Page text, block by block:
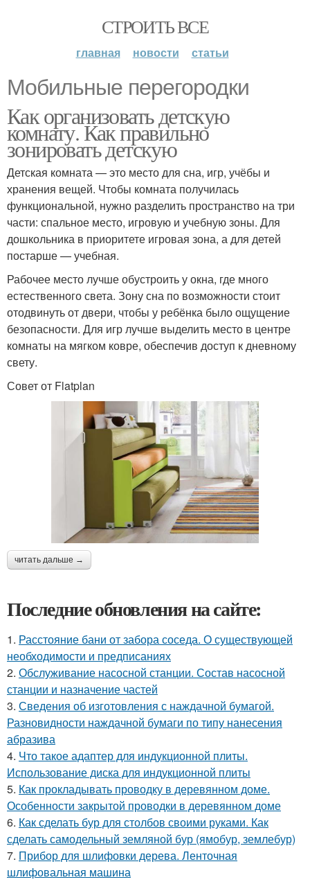
СТРОИТЬ ВСЕ
главная новости статьи
Мобильные перегородки
Как организовать детскую
комнату. Как правильно
зонировать детскую
Детская комната — это место для сна, игр, учёбы и
хранения вещей. Чтобы комната получилась
функциональной, нужно разделить пространство на три
части: спальное место, игровую и учебную зоны. Для
дошкольника в приоритете игровая зона, а для детей
постарше — учебная.
Рабочее место лучше обустроить у окна, где много
естественного света. Зону сна по возможности стоит
отодвинуть от двери, чтобы у ребёнка было ощущение
безопасности. Для игр лучше выделить место в центре
комнаты на мягком ковре, обеспечив доступ к дневному
свету.
Совет от Flatplan
читать дальше →
Последние обновления на сайте:
1. Расстояние бани от забора соседа. О существующей
необходимости и предписаниях
2. Обслуживание насосной станции. Состав насосной
станции и назначение частей
3. Сведения об изготовления с наждачной бумагой.
Разновидности наждачной бумаги по типу нанесения
абразива
4. Что такое адаптер для индукционной плиты.
Использование диска для индукционной плиты
5. Как прокладывать проводку в деревянном доме.
Особенности закрытой проводки в деревянном доме
6. Как сделать бур для столбов своими руками. Как
сделать самодельный земляной бур (ямобур, землебур)
7. Прибор для шлифовки дерева. Ленточная
шлифовальная машина